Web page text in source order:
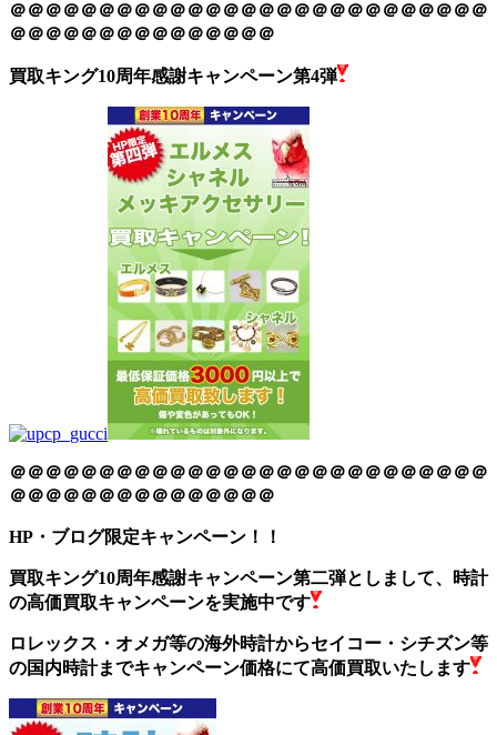
＠＠＠＠＠＠＠＠＠＠＠＠＠＠＠＠＠＠＠＠＠＠＠＠＠＠＠
＠＠＠＠＠＠＠＠＠＠＠＠＠＠＠
買取キング10周年感謝キャンペーン第4弾
＠＠＠＠＠＠＠＠＠＠＠＠＠＠＠＠＠＠＠＠＠＠＠＠＠＠＠
＠＠＠＠＠＠＠＠＠＠＠＠＠＠＠
HP・ブログ限定キャンペーン！！
買取キング10周年感謝キャンペーン第二弾としまして、時計
の高価買取キャンペーンを実施中です
ロレックス・オメガ等の海外時計からセイコー・シチズン等
の国内時計までキャンペーン価格にて高価買取いたします